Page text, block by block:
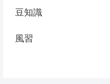
豆知識
風習